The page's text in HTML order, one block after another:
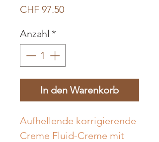
CHF 97.50Preis
Anzahl *
In den Warenkorb
Aufhellende korrigierende
Creme Fluid-Creme mit